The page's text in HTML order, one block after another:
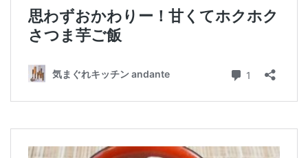
ソース・ドレッシング・たれ・ディップ類
ドリンク・シロップ・ジャム類
その他食材